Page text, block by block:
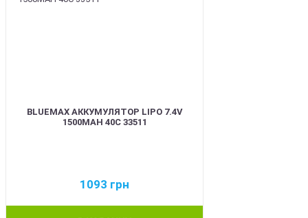
BLUEMAX АККУМУЛЯТОР LIPO 7.4V
1500MAH 40C 33511
1093 грн